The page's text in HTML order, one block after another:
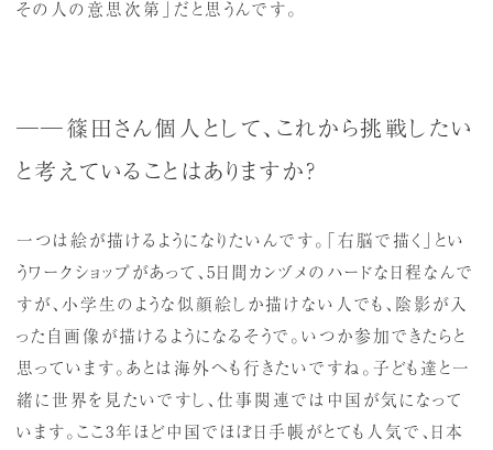
その人の意思次第」だと思うんです。
──篠田さん個人として、これから挑戦したい
と考えていることはありますか？
一つは絵が描けるようになりたいんです。「右脳で描く」とい
うワークショップがあって、5日間カンヅメのハードな日程なんで
すが、小学生のような似顔絵しか描けない人でも、陰影が入
った自画像が描けるようになるそうで。いつか参加できたらと
思っています。あとは海外へも行きたいですね。子ども達と一
緒に世界を見たいですし、仕事関連では中国が気になって
います。ここ3年ほど中国でほぼ日手帳がとても人気で、日本